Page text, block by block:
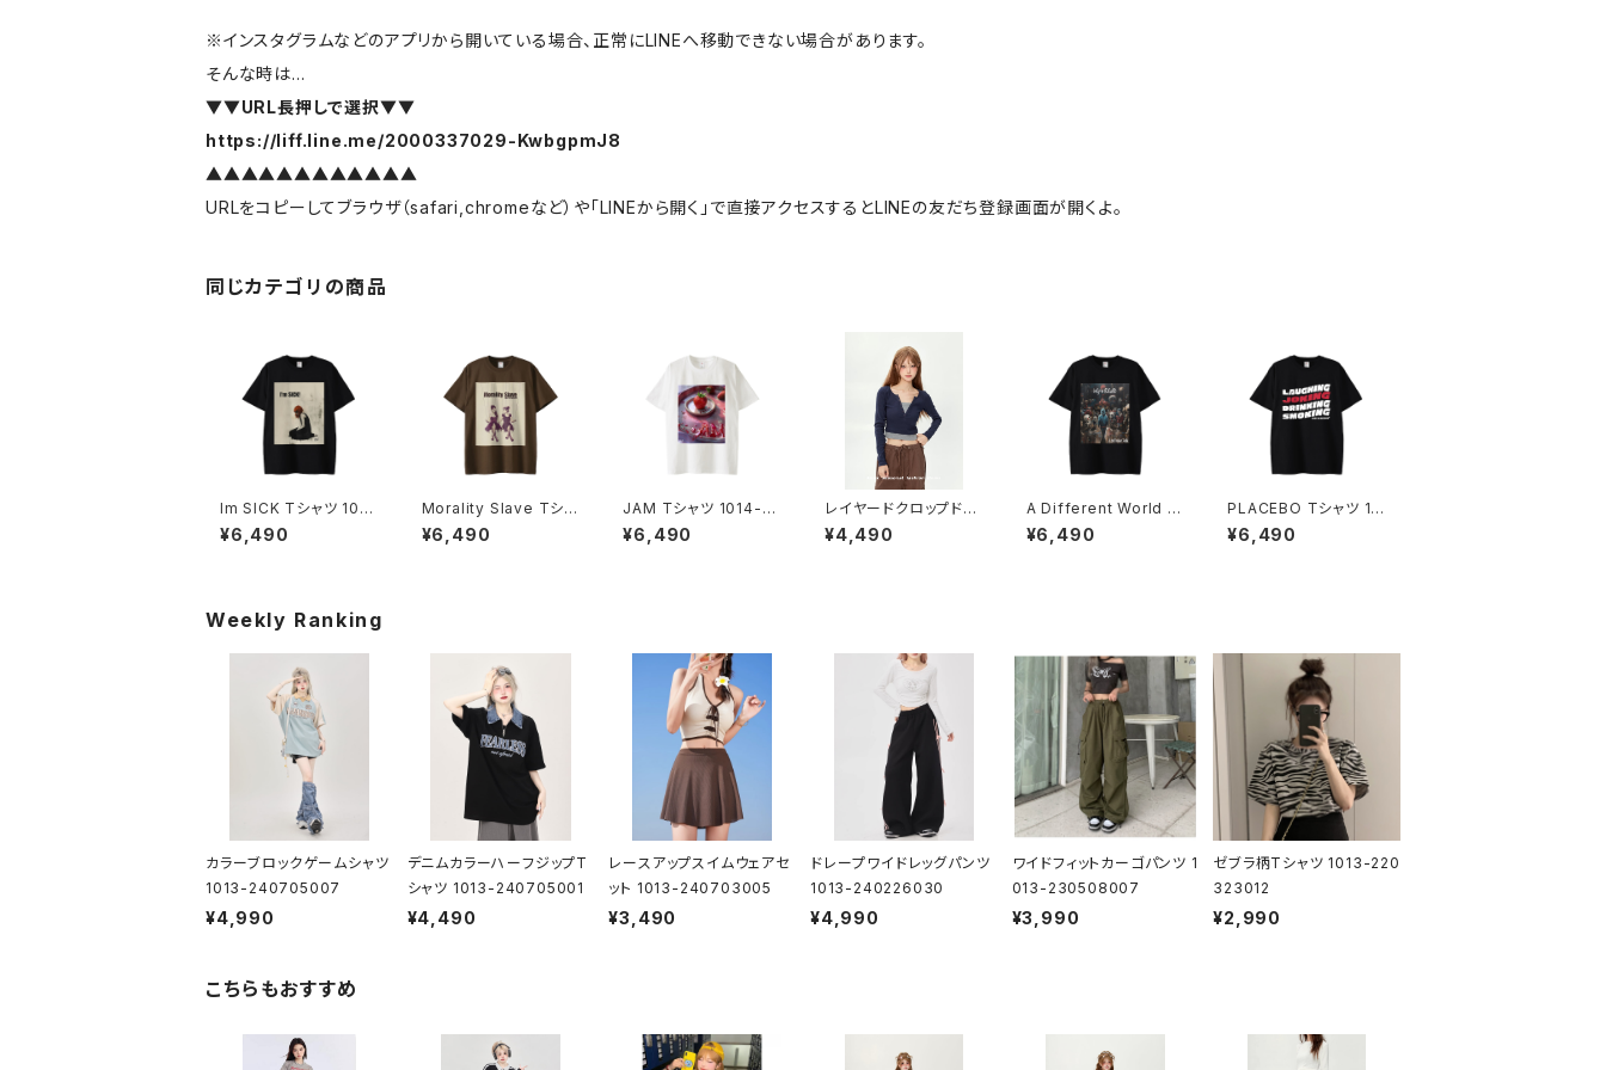
※インスタグラムなどのアプリから開いている場合、正常にLINEへ移動できない場合があります。
そんな時は…
▼▼URL長押しで選択▼▼
https://liff.line.me/2000337029-KwbgpmJ8
▲▲▲▲▲▲▲▲▲▲▲▲
URLをコピーしてブラウザ（safari,chromeなど）や「LINEから開く」で直接アクセスするとLINEの友だち登録画面が開くよ。
同じカテゴリの商品
Im SICK Tシャツ 1014
-230221232
¥6,490
Morality Slave Tシャ
ツ 1014-230221229
¥6,490
JAM Tシャツ 1014-2
30221225
¥6,490
レイヤードクロップドト
ップス 1013-240905
015
¥4,490
A Different World T
シャツ 1014-2302212
22
¥6,490
PLACEBO Tシャツ 10
14-230221209
¥6,490
Weekly Ranking
カラーブロックゲームシャツ
1013-240705007
¥4,990
デニムカラーハーフジップT
シャツ 1013-240705001
¥4,490
レースアップスイムウェアセ
ット 1013-240703005
¥3,490
ドレープワイドレッグパンツ
1013-240226030
¥4,990
ワイドフィットカーゴパンツ 1
013-230508007
¥3,990
ゼブラ柄Tシャツ 1013-220
323012
¥2,990
こちらもおすすめ